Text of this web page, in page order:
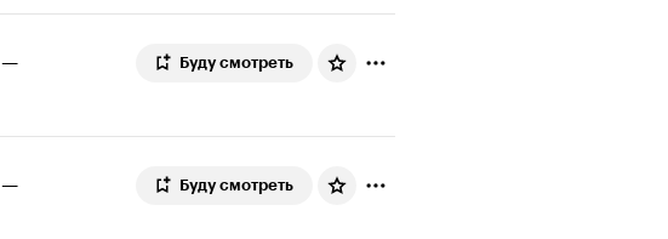
— Буду смотреть
— Буду смотреть